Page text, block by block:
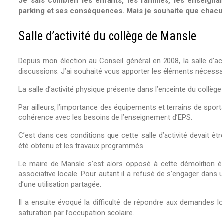
parking et ses conséquences. Mais je souhaite que
Salle d’activité du collège de Mansle
Depuis mon élection au Conseil général en 2008, la salle
discussions. J’ai souhaité vous apporter les éléments
La salle d’activité physique présente dans l’enceinte du
Par ailleurs, l’importance des équipements et terrains de
cohérence avec les besoins de l’enseignement d’EPS.
C’est dans ces conditions que cette salle d’activité devait
été obtenu et les travaux programmés.
Le maire de Mansle s’est alors opposé à cette démolition
associative locale. Pour autant il a refusé de s’engager
d’une utilisation partagée.
Il a ensuite évoqué la difficulté de répondre aux demandes
saturation par l’occupation scolaire.